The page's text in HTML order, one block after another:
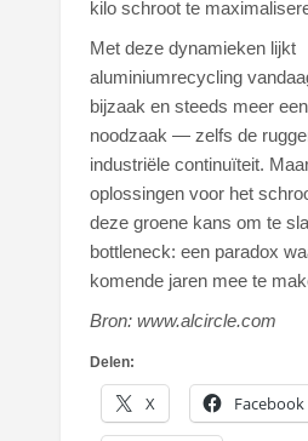
kilo schroot te
Met deze dynamieken lijkt
aluminiumrecycling
bijzaak en steeds meer
noodzaak — zelfs de
industriële continuïteit.
oplossingen voor het
deze groene kans om te
bottleneck: een paradox
komende jaren mee te
Bron: www.alcircle.com
Delen:
X Facebook